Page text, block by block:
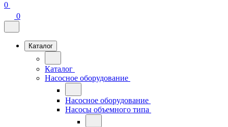
0
0
Каталог
Каталог
Насосное оборудование
Насосное оборудование
Насосы объемного типа